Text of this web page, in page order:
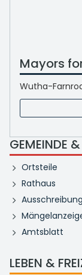
Mayors
Wutha-
GEMEINDE
Ortsteile
Rathaus
Amtsblatt
LEBEN &